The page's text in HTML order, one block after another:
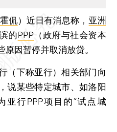
霍侃） 近日有消息称， 亚洲
的PPP（政府与社会资本
因暂停并取消放贷。
下称亚行）相关部门向
说某些特定城市、如洛阳
亚行PPP项目的“试点城